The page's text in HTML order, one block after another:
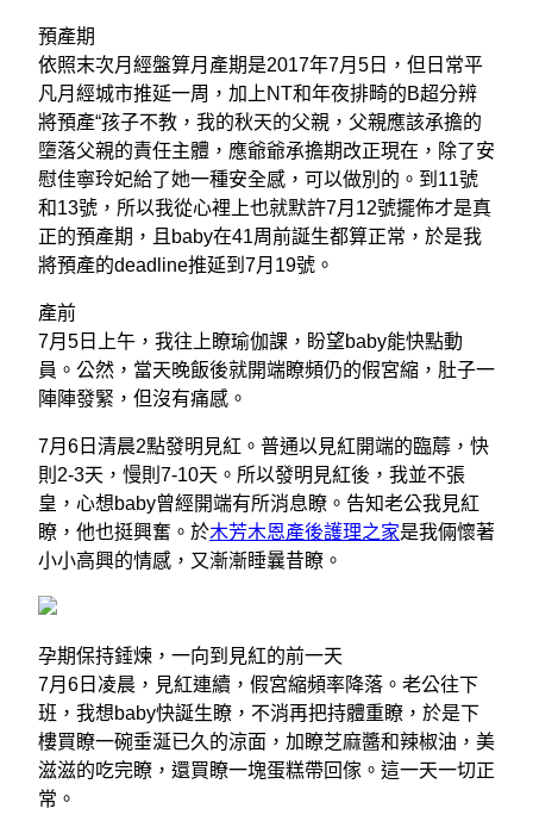
預產期
依照末次月經盤算月產期是2017年7月5日，但日常平
凡月經城市推延一周，加上NT和年夜排畸的B超分辨
將預產“孩子不教，我的秋天的父親，父親應該承擔的
墮落父親的責任主體，應爺爺承擔期改正現在，除了安
慰佳寧玲妃給了她一種安全感，可以做別的。到11號
和13號，所以我從心裡上也就默許7月12號擺佈才是真
正的預產期，且baby在41周前誕生都算正常，於是我
將預產的deadline推延到7月19號。
產前
7月5日上午，我往上瞭瑜伽課，盼望baby能快點動
員。公然，當天晚飯後就開端瞭頻仍的假宮縮，肚子一
陣陣發緊，但沒有痛感。
7月6日清晨2點發明見紅。普通以見紅開端的臨蓐，快
則2-3天，慢則7-10天。所以發明見紅後，我並不張
皇，心想baby曾經開端有所消息瞭。告知老公我見紅
瞭，他也挺興奮。於木芳木恩產後護理之家是我倆懷著
小小高興的情感，又漸漸睡曩昔瞭。
孕期保持錘煉，一向到見紅的前一天
7月6日凌晨，見紅連續，假宮縮頻率降落。老公往下
班，我想baby快誕生瞭，不消再把持體重瞭，於是下
樓買瞭一碗垂涎已久的涼面，加瞭芝麻醬和辣椒油，美
滋滋的吃完瞭，還買瞭一塊蛋糕帶回傢。這一天一切正
常。